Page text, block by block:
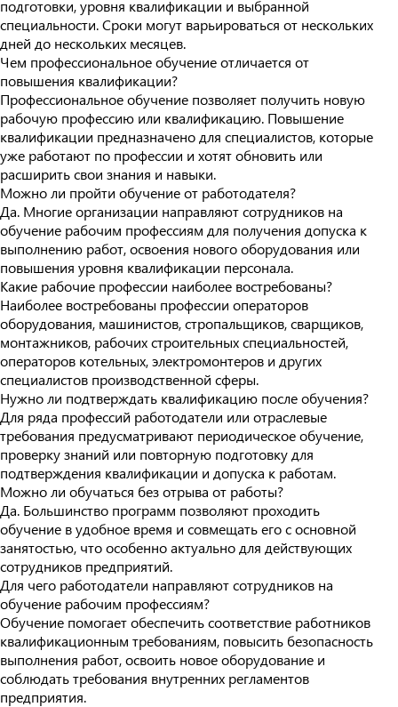
подготовки, уровня квалификации и выбранной
специальности. Сроки могут варьироваться от нескольких
дней до нескольких месяцев.
Чем профессиональное обучение отличается от
повышения квалификации?
Профессиональное обучение позволяет получить новую
рабочую профессию или квалификацию. Повышение
квалификации предназначено для специалистов, которые
уже работают по профессии и хотят обновить или
расширить свои знания и навыки.
Можно ли пройти обучение от работодателя?
Да. Многие организации направляют сотрудников на
обучение рабочим профессиям для получения допуска к
выполнению работ, освоения нового оборудования или
повышения уровня квалификации персонала.
Какие рабочие профессии наиболее востребованы?
Наиболее востребованы профессии операторов
оборудования, машинистов, стропальщиков, сварщиков,
монтажников, рабочих строительных специальностей,
операторов котельных, электромонтеров и других
специалистов производственной сферы.
Нужно ли подтверждать квалификацию после обучения?
Для ряда профессий работодатели или отраслевые
требования предусматривают периодическое обучение,
проверку знаний или повторную подготовку для
подтверждения квалификации и допуска к работам.
Можно ли обучаться без отрыва от работы?
Да. Большинство программ позволяют проходить
обучение в удобное время и совмещать его с основной
занятостью, что особенно актуально для действующих
сотрудников предприятий.
Для чего работодатели направляют сотрудников на
обучение рабочим профессиям?
Обучение помогает обеспечить соответствие работников
квалификационным требованиям, повысить безопасность
выполнения работ, освоить новое оборудование и
соблюдать требования внутренних регламентов
предприятия.